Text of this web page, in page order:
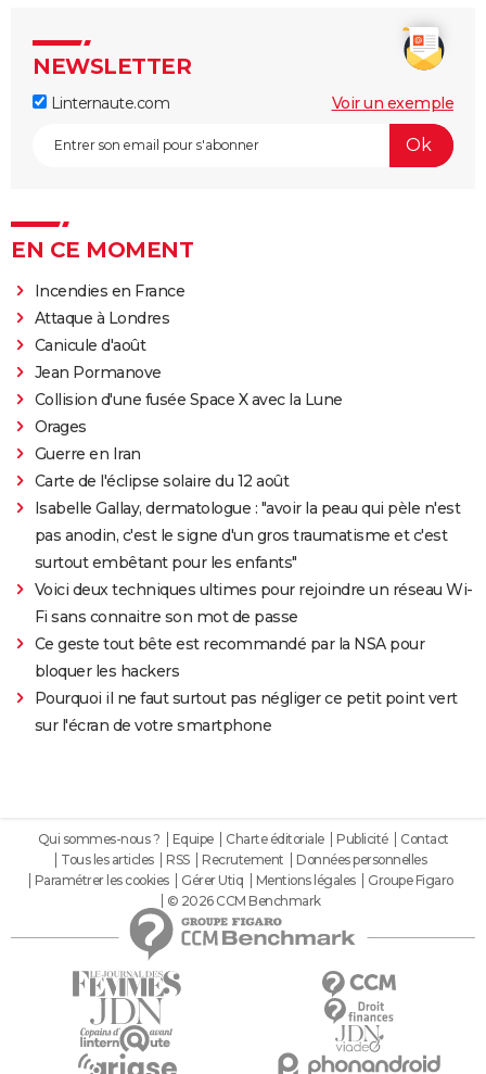
NEWSLETTER
Linternaute.com Voir un exemple
EN CE MOMENT
Incendies en France
Attaque à Londres
Canicule d'août
Jean Pormanove
Collision d'une fusée Space X avec la Lune
Orages
Guerre en Iran
Carte de l'éclipse solaire du 12 août
Isabelle Gallay, dermatologue : "avoir la peau qui pèle n'est
pas anodin, c'est le signe d'un gros traumatisme et c'est
surtout embêtant pour les enfants"
Voici deux techniques ultimes pour rejoindre un réseau Wi-
Fi sans connaitre son mot de passe
Ce geste tout bête est recommandé par la NSA pour
bloquer les hackers
Pourquoi il ne faut surtout pas négliger ce petit point vert
sur l'écran de votre smartphone
Qui sommes-nous ? Equipe Charte éditoriale Publicité
Contact
Tous les articles
RSS Recrutement
Données personnelles
Paramétrer les cookies
Gérer Utiq Mentions légales
Groupe Figaro
© 2026 CCM Benchmark